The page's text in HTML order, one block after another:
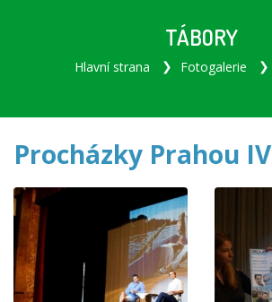
TÁBORY
Hlavní strana Fotogalerie
Procházky Prahou IV